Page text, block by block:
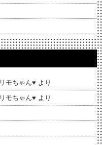
モちゃん♥️ より
モちゃん♥️ より